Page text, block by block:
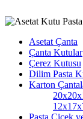
Asetat Çanta
Çanta Kutular
Çerez Kutusu
Dilim Pasta
Karton
Pasta Çiçek